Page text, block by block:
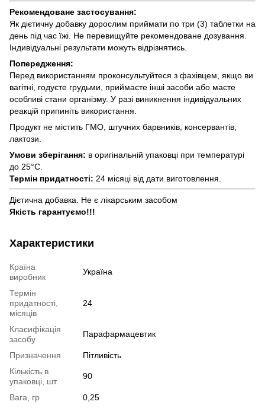
Рекомендоване застосування:
Як дієтичну добавку дорослим приймати по три (3) таблетки на
день під час їжі. Не перевищуйте рекомендоване дозування.
Індивідуальні результати можуть відрізнятись.
Попередження:
Перед використанням проконсультуйтеся з фахівцем, якщо ви
вагітні, годуєте грудьми, приймаєте інші засоби або маєте
особливі стани організму. У разі виникнення індивідуальних
реакцій припиніть використання.
Продукт не містить ГМО, штучних барвників, консервантів,
лактози.
Умови зберігання: в оригінальній упаковці при температурі
до 25°С.
Термін придатності: 24 місяці від дати виготовлення.
Дієтична добавка. Не є лікарським засобом
Якість гарантуємо!!!
Характеристики
Країна
виробник
Україна
Термін
придатності,
місяців
24
Класифікація
засобу
Парафармацевтик
Призначення
Пітливість
Кількість в
упаковці, шт
90
Вага, гр
0,25